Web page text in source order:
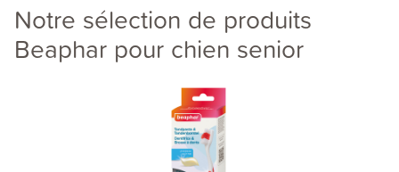
Notre sélection de produits
Beaphar pour chien senior